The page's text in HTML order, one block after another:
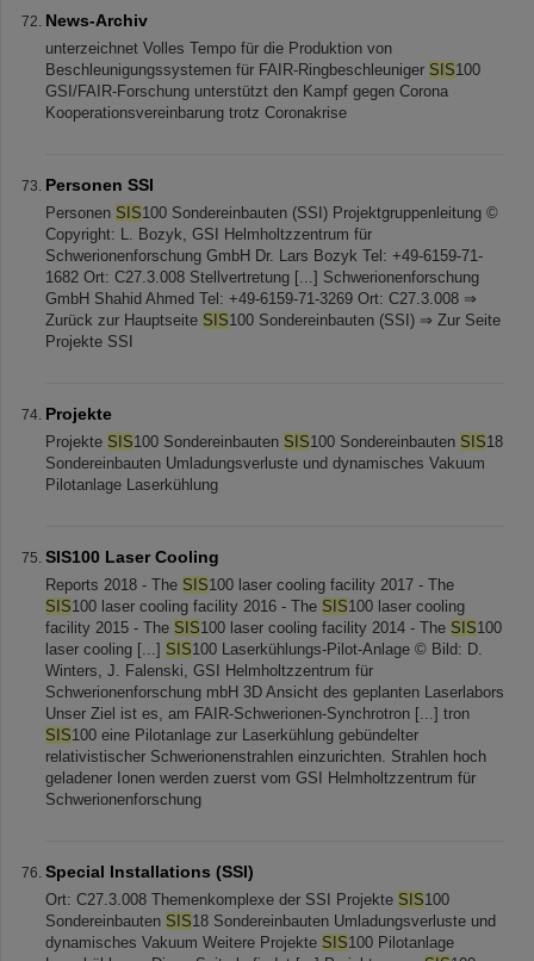
News-Archiv
unterzeichnet Volles Tempo für die Produktion von
Beschleunigungssystemen für FAIR-Ringbeschleuniger SIS100
GSI/FAIR-Forschung unterstützt den Kampf gegen Corona
Kooperationsvereinbarung trotz Coronakrise
Personen SSI
Personen SIS100 Sondereinbauten (SSI) Projektgruppenleitung ©
Copyright: L. Bozyk, GSI Helmholtzzentrum für
Schwerionenforschung GmbH Dr. Lars Bozyk Tel: +49-6159-71-
1682 Ort: C27.3.008 Stellvertretung [...] Schwerionenforschung
GmbH Shahid Ahmed Tel: +49-6159-71-3269 Ort: C27.3.008 ⇒
Zurück zur Hauptseite SIS100 Sondereinbauten (SSI) ⇒ Zur Seite
Projekte SSI
Projekte
Projekte SIS100 Sondereinbauten SIS100 Sondereinbauten SIS18
Sondereinbauten Umladungsverluste und dynamisches Vakuum
Pilotanlage Laserkühlung
SIS100 Laser Cooling
Reports 2018 - The SIS100 laser cooling facility 2017 - The
SIS100 laser cooling facility 2016 - The SIS100 laser cooling
facility 2015 - The SIS100 laser cooling facility 2014 - The SIS100
laser cooling [...] SIS100 Laserkühlungs-Pilot-Anlage © Bild: D.
Winters, J. Falenski, GSI Helmholtzzentrum für
Schwerionenforschung mbH 3D Ansicht des geplanten Laserlabors
Unser Ziel ist es, am FAIR-Schwerionen-Synchrotron [...] tron
SIS100 eine Pilotanlage zur Laserkühlung gebündelter
relativistischer Schwerionenstrahlen einzurichten. Strahlen hoch
geladener Ionen werden zuerst vom GSI Helmholtzzentrum für
Schwerionenforschung
Special Installations (SSI)
Ort: C27.3.008 Themenkomplexe der SSI Projekte SIS100
Sondereinbauten SIS18 Sondereinbauten Umladungsverluste und
dynamisches Vakuum Weitere Projekte SIS100 Pilotanlage